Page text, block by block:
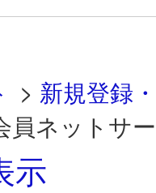
> 新規登録
員ネットサ
示